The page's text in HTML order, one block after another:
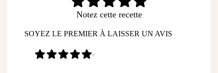
Notez cette recette
SOYEZ LE PREMIER À LAISSER UN AVIS
-